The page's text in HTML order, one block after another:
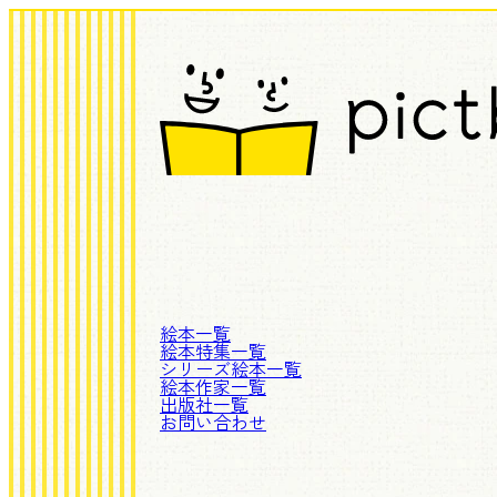
絵本一覧
絵本特集一覧
シリーズ絵本一覧
絵本作家一覧
出版社一覧
お問い合わせ